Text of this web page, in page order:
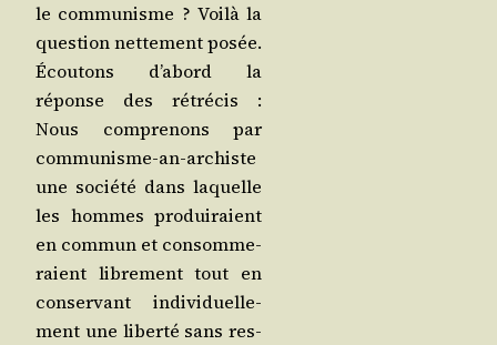
le com­mu­nisme ? Voi­là la
ques­tion net­te­ment posée.
Écou­tons d’a­bord la
réponse des rétré­cis :
Nous com­pre­nons par
com­mu­nisme-an-archiste
une socié­té dans laquelle
les hommes pro­dui­raient
en com­mun et consom­me­
raient libre­ment tout en
conser­vant indi­vi­duel­le­
ment une liber­té sans res­